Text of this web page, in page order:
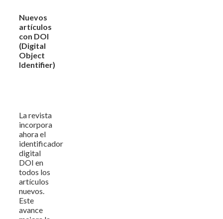
Nuevos
artículos
con DOI
(Digital
Object
Identifier)
La revista
incorpora
ahora el
identificador
digital
DOI en
todos los
artículos
nuevos.
Este
avance